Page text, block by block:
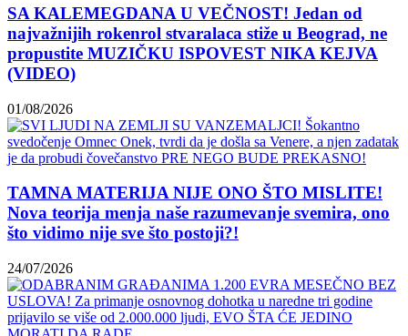
SA KALEMEGDANA U VEČNOST! Jedan od
najvažnijih rokenrol stvaralaca stiže u Beograd, ne
propustite MUZIČKU ISPOVEST NIKA KEJVA
(VIDEO)
01/08/2026
TAMNA MATERIJA NIJE ONO ŠTO MISLITE!
Nova teorija menja naše razumevanje svemira, ono
što vidimo nije sve što postoji?!
24/07/2026